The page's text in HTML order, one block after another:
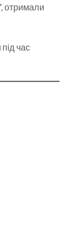
отримали
час